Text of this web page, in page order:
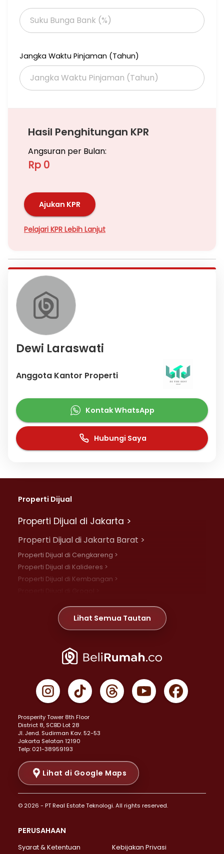
Jangka Waktu Pinjaman (Tahun)
Hasil Penghitungan KPR
Angsuran per Bulan:
Rp 0
Ajukan KPR
Pelajari KPR Lebih Lanjut
Dewi Laraswati
Anggota Kantor Properti
Kontak WhatsApp
Hubungi Saya
Properti Dijual
Properti Dijual di Jakarta >
Properti Dijual di Jakarta Barat >
Properti Dijual di Cengkareng >
Properti Dijual di Kalideres >
Properti Dijual di Kembangan >
Properti Dijual di Meruya >
Properti Dijual di Jelambar >
Properti Dijual di Jakarta Pusat >
Properti Dijual di Gambir >
Properti Dijual di Johar Baru >
Properti Dijual di Menteng >
Properti Dijual di Senen >
Properti Dijual di Tanah Abang >
Properti Dijual di Cikini >
Properti Dijual di Kramat >
Properti Dijual di Pasar Baru >
Properti Dijual di Bendungan Hilir >
Properti Dijual di Jakarta Selatan >
Properti Dijual di Lebak Bulus >
Properti Dijual di Gandaria Selatan >
Lihat Semua Tautan
Prosperity Tower 8th Floor
District 8, SCBD Lot 28
JI. Jend. Sudirman Kav. 52-53
Jakarta Selatan 12190
Telp: 021-38959193
Lihat di Google Maps
© 2026 - PT Real Estate Teknologi. All rights reserved.
PERUSAHAAN
Syarat & Ketentuan
Kebijakan Privasi